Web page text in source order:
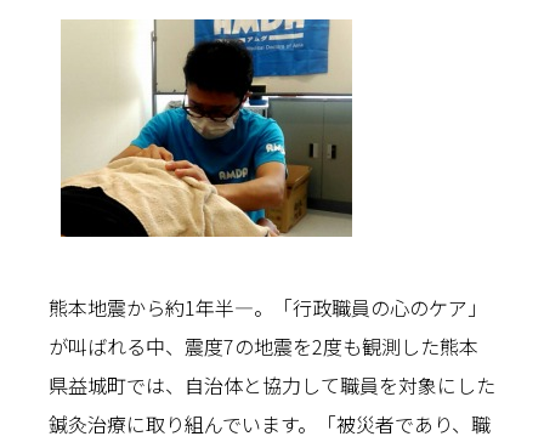
熊本地震から約1年半―。「行政職員の心のケア」
が叫ばれる中、震度7の地震を2度も観測した熊本
県益城町では、自治体と協力して職員を対象にした
鍼灸治療に取り組んでいます。「被災者であり、職